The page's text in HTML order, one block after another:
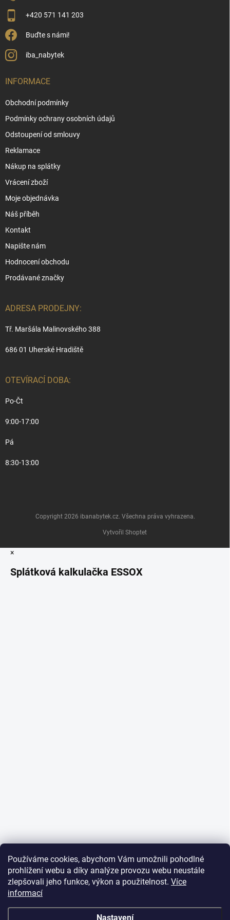
Používáme cookies, abychom Vám umožnili pohodlné
prohlížení webu a díky analýze provozu webu neustále
zlepšovali jeho funkce, výkon a použitelnost. Více
informací
Nastavení
+420 571 141 203
Buďte s námi!
iba_nabytek
INFORMACE
Obchodní podmínky
Podmínky ochrany osobních údajů
Odstoupení od smlouvy
Reklamace
Nákup na splátky
Vrácení zboží
Moje objednávka
Náš příběh
Kontakt
Napište nám
Hodnocení obchodu
Prodávané značky
ADRESA PRODEJNY:
Tř. Maršála Malinovského 388
686 01 Uherské Hradiště
OTEVÍRACÍ DOBA:
Po-Čt
9:00-17:00
Pá
8:30-13:00
Vytvořil Shoptet
Copyright 2026 ibanabytek.cz. Všechna práva vyhrazena.
×
Splátková kalkulačka ESSOX